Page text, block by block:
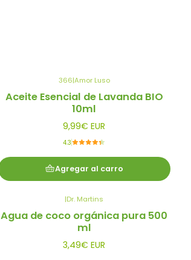
366|Amor Luso
Aceite Esencial de Lavanda BIO
10ml
9,99€ EUR
4.3
Agregar al carro
|Dr. Martins
Agua de coco orgánica pura 500
ml
3,49€ EUR